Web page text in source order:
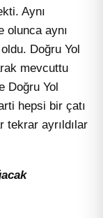
Aynı
olunca aynı
Doğru Yol
mevcuttu
Doğru Yol
hepsi bir çatı
tekrar ayrıldılar